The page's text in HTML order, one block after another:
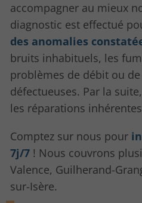
accompagner au mieux
diagnostic est effectué
des anomalies
bruits inhabituels, les
problèmes de débit ou
défectueuses. Par la
les réparations
Comptez sur nous pour
7j/7 ! Nous couvrons
Valence, Guilherand-
sur-Isère.